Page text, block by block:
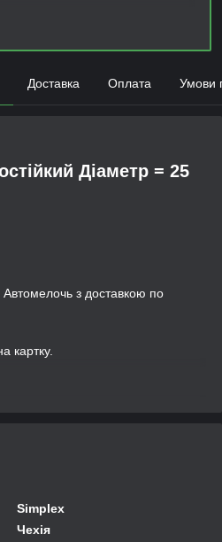
Доставка Оплата Умови
Діаметр = 25
з доставкою по
картку.
Simplex
Чехія